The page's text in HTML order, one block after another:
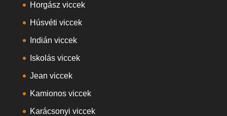
Horgász viccek
Húsvéti viccek
Indián viccek
Iskolás viccek
Jean viccek
Kamionos viccek
Karácsonyi viccek